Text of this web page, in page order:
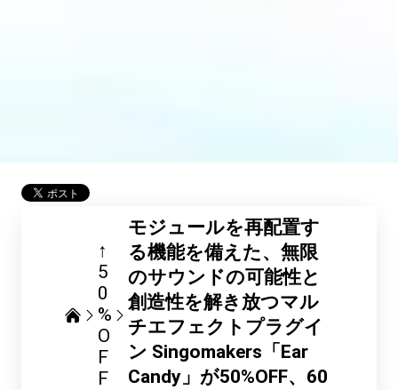
↑
5
0
%
O
F
F
モジュールを再配置す
る機能を備えた、無限
のサウンドの可能性と
創造性を解き放つマル
チエフェクトプラグイ
ン Singomakers「Ear
Candy」が50%OFF、60